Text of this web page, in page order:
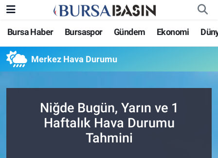
Bursa Haber Bursaspor Gündem Ekonomi
Merkez Hava Durumu
Niğde Bugün, Yarın ve 1
Haftalık Hava Durumu
Tahmini
Bursa Haber
Genel
Politika
Bilim, Teknoloji
KÜLTÜR-SANAT
Bursa Nöbetçi Eczaneler
Bursa Hava Durumu
Bursa Namaz Vakitleri
Bursa Trafik Yoğunluk Haritası
Süper Lig Puan Durumu ve Fikstür